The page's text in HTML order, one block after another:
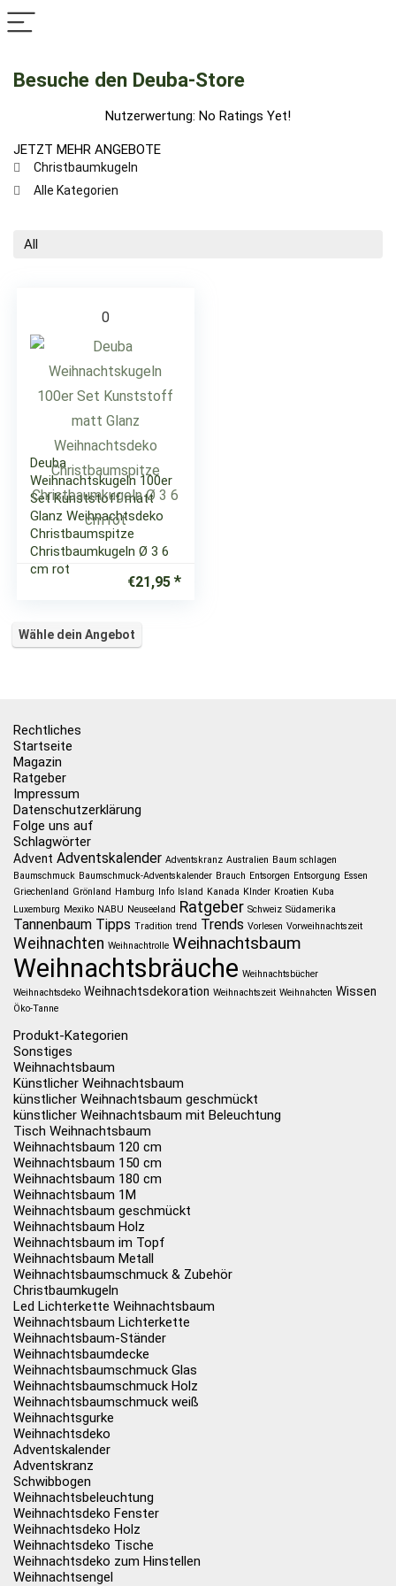
Besuche den Deuba-Store
Nutzerwertung: No Ratings Yet!
JETZT MEHR ANGEBOTE
Christbaumkugeln
Alle Kategorien
All
0
Deuba
Weihnachtskugeln 100er
Set Kunststoff matt
Glanz Weihnachtsdeko
Christbaumspitze
Christbaumkugeln Ø 3 6
cm rot
€21,95
Wähle dein Angebot
Rechtliches
Startseite
Magazin
Ratgeber
Impressum
Datenschutzerklärung
Folge uns auf
Schlagwörter
Advent Adventskalender Adventskranz Australien Baum schlagen
Baumschmuck Baumschmuck-Adventskalender Brauch Entsorgen Entsorgung Essen
Griechenland Grönland Hamburg Info Island Kanada KInder Kroatien Kuba
Luxemburg Mexiko NABU Neuseeland Ratgeber Schweiz Südamerika
Tannenbaum Tipps Tradition trend Trends Vorlesen Vorweihnachtszeit
Weihnachten Weihnachtrolle Weihnachtsbaum
Weihnachtsbräuche Weihnachtsbücher
Weihnachtsdeko Weihnachtsdekoration Weihnachtszeit Weihnahcten Wissen
Öko-Tanne
Produkt-Kategorien
Sonstiges
Weihnachtsbaum
Künstlicher Weihnachtsbaum
künstlicher Weihnachtsbaum geschmückt
künstlicher Weihnachtsbaum mit Beleuchtung
Tisch Weihnachtsbaum
Weihnachtsbaum 120 cm
Weihnachtsbaum 150 cm
Weihnachtsbaum 180 cm
Weihnachtsbaum 1M
Weihnachtsbaum geschmückt
Weihnachtsbaum Holz
Weihnachtsbaum im Topf
Weihnachtsbaum Metall
Weihnachtsbaumschmuck & Zubehör
Christbaumkugeln
Led Lichterkette Weihnachtsbaum
Weihnachtsbaum Lichterkette
Weihnachtsbaum-Ständer
Weihnachtsbaumdecke
Weihnachtsbaumschmuck Glas
Weihnachtsbaumschmuck Holz
Weihnachtsbaumschmuck weiß
Weihnachtsgurke
Weihnachtsdeko
Adventskalender
Adventskranz
Schwibbogen
Weihnachtsbeleuchtung
Weihnachtsdeko Fenster
Weihnachtsdeko Holz
Weihnachtsdeko Tische
Weihnachtsdeko zum Hinstellen
Weihnachtsengel